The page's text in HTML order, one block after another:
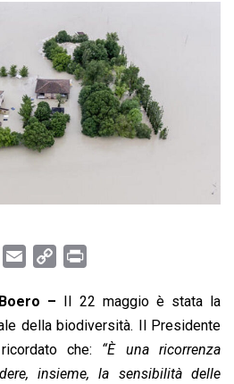
a
a
i
l
y
L
i
i
n
t
– Il 22 maggio è stata la
della biodiversità. Il Presidente
che: “È una ricorrenza
insieme, la sensibilità delle